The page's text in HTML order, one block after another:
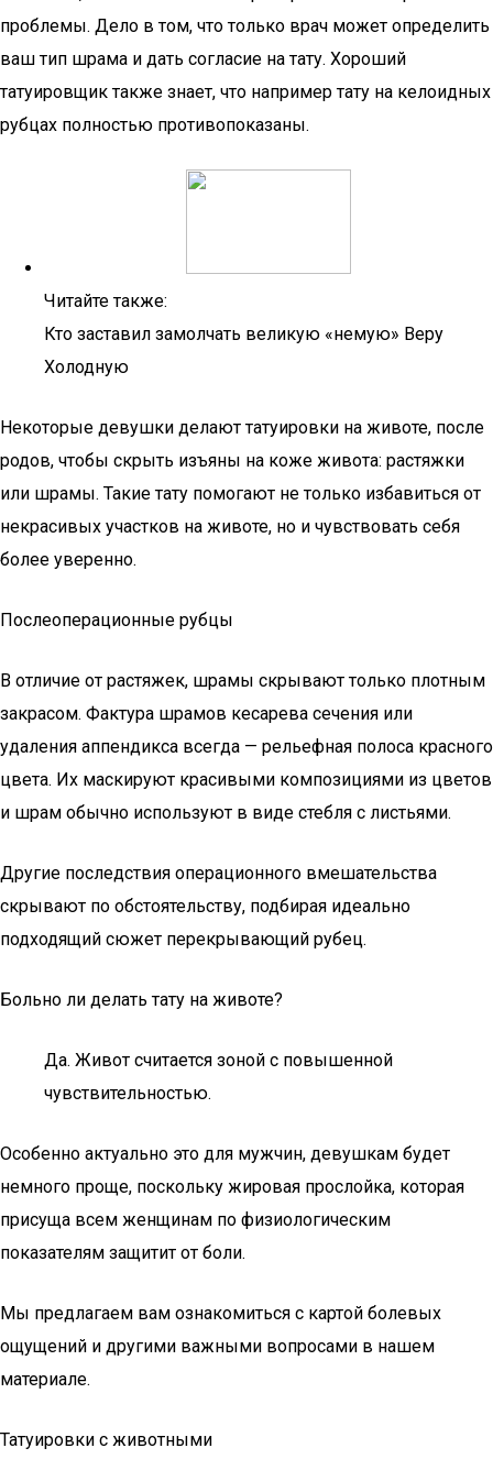
проблемы. Дело в том, что только врач может определить
ваш тип шрама и дать согласие на тату. Хороший
татуировщик также знает, что например тату на келоидных
рубцах полностью противопоказаны.
Читайте также:
Кто заставил замолчать великую «немую» Веру
Холодную
Некоторые девушки делают татуировки на животе, после
родов, чтобы скрыть изъяны на коже живота: растяжки
или шрамы. Такие тату помогают не только избавиться от
некрасивых участков на животе, но и чувствовать себя
более уверенно.
Послеоперационные рубцы
В отличие от растяжек, шрамы скрывают только плотным
закрасом. Фактура шрамов кесарева сечения или
удаления аппендикса всегда — рельефная полоса красного
цвета. Их маскируют красивыми композициями из цветов
и шрам обычно используют в виде стебля с листьями.
Другие последствия операционного вмешательства
скрывают по обстоятельству, подбирая идеально
подходящий сюжет перекрывающий рубец.
Больно ли делать тату на животе?
Да. Живот считается зоной с повышенной
чувствительностью.
Особенно актуально это для мужчин, девушкам будет
немного проще, поскольку жировая прослойка, которая
присуща всем женщинам по физиологическим
показателям защитит от боли.
Мы предлагаем вам ознакомиться с картой болевых
ощущений и другими важными вопросами в нашем
материале.
Татуировки с животными